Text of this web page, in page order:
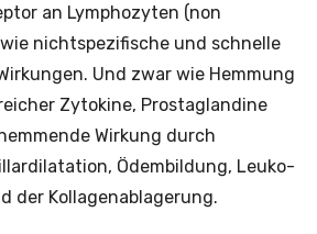
an Lymphozyten (non
nichtspezifische und schnelle
Und zwar wie Hemmung
Zytokine, Prostaglandine
Wirkung durch
Ödembildung, Leuko­
der Kollagenablagerung.